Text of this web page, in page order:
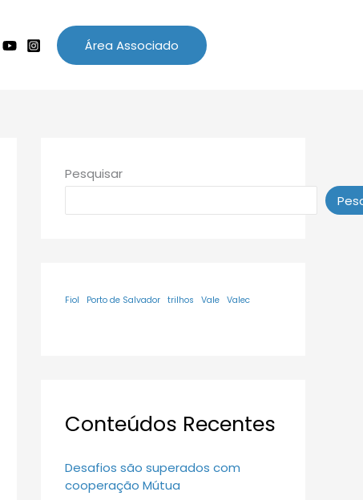
Área Associado
Pesquisar
Fiol Porto de Salvador trilhos Vale Valec
Conteúdos Recentes
Desafios são superados com
cooperação Mútua